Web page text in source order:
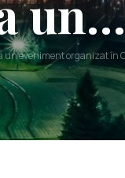
Book
și
și
Persoane
Viața
un…
un eveniment organizat în